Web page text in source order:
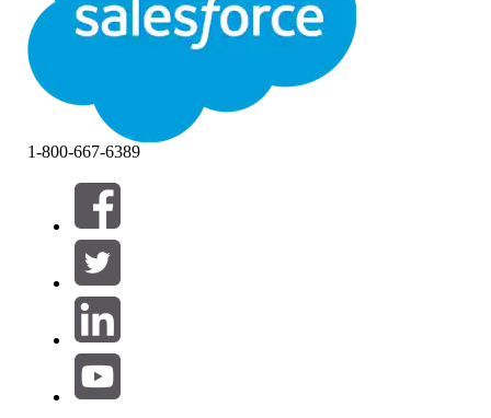
Fermer
Filtres (0)
SÉLECTIONNER DES FILTRES
Gamme de produits
1-800-667-6389